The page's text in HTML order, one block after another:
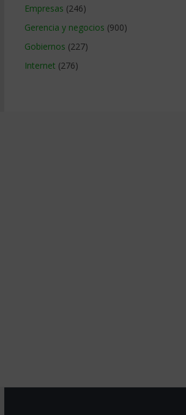
Empresas (246)
Gerencia y negocios (900)
Gobiernos (227)
Internet (276)